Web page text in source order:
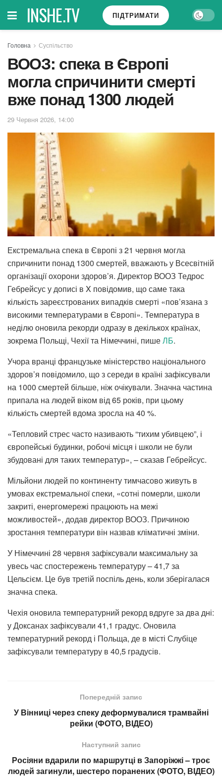
INSHE.TV ПІДТРИМАТИ
Головна Суспільство
ВООЗ: спека в Європі
могла спричинити смерті
вже понад 1300 людей
29 Червня 2026, 14:00
Екстремальна спека в Європі з 21 червня могла
спричинити понад 1300 смертей, вважають у Всесвітній
організації охорони здоров’я. Директор ВООЗ Тедрос
Гебрейсус у дописі в X повідомив, що саме така
кількість зареєстрованих випадків смерті «пов’язана з
високими температурами в Європі». Температура в
неділю оновила рекорди одразу в декількох країнах,
зокрема Польщі, Чехії та Німеччині, пишеЛБ.
Учора вранці французьке міністерство національного
здоров’я повідомило, що з середи в країні зафіксували
на 1000 смертей більше, ніж очікували. Значна частина
припала на людей віком від 65 років, при цьому
кількість смертей вдома зросла на 40 %.
«Тепловий стрес часто називають “тихим убивцею”, і
європейські будинки, робочі місця і школи не були
збудовані для таких температур», – сказав Гебрейсус.
Мільйони людей по континенту тимчасово живуть в
умовах екстремальної спеки, «сотні померли, школи
закриті, енергомережі працюють на межі
можливостей», додав директор ВООЗ. Причиною
зростання температури він назвав кліматичні зміни.
У Німеччині 28 червня зафіксували максимальну за
увесь час спостережень температуру – 41,7 за
Цельсієм. Це був третій поспіль день, коли зберігалася
значна спека.
Чехія оновила температурний рекорд вдруге за два дні:
у Доксанах зафіксували 41,1 градус. Оновила
температурний рекорд і Польща, де в місті Слубіце
зафіксували температуру в 40,5 градусів.
Попередній запис
У Вінниці через спеку деформувалися трамвайні
рейки (ФОТО, ВІДЕО)
Наступний запис
Росіяни вдарили по маршрутці в Запоріжжі – троє
людей загинули, шестеро поранених (ФОТО, ВІДЕО)